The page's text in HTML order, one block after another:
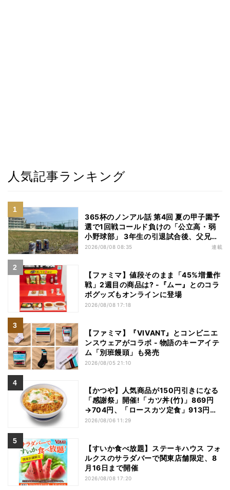
人気記事ランキング
365杯のノンアル話 第4回 夏の甲子園予
選で1回戦コールド負けの「公立高・弱
小野球部」 3年生の引退試合後、父兄
が“現場”で取り出したのは……
2026/08/08 08:35 連載
【ファミマ】値段そのまま「45%増量作
戦」2週目の商品は? -『ムー』とのコラ
ボグッズもオンラインに登場
2026/08/08 17:18
【ファミマ】『VIVANT』とコンビニエ
ンスウェアがコラボ - 物語のキーアイテ
ム「別班饅頭」も発売
2026/08/05 21:10
【かつや】人気商品が150円引きになる
「感謝祭」開催!「カツ丼(竹)」869円
→704円、「ロースカツ定食」913円
→748円に - 8日間限定
2026/08/06 11:29
【すいか食べ放題】ステーキハウス フォ
ルクスのサラダバーで関東店舗限定、8
月16日まで開催
2026/08/08 17:20